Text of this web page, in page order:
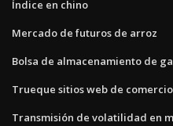
Índice en chino
Mercado de futuros de arroz
Bolsa de almacenamiento de
Trueque sitios web de
Transmisión de volatilidad en